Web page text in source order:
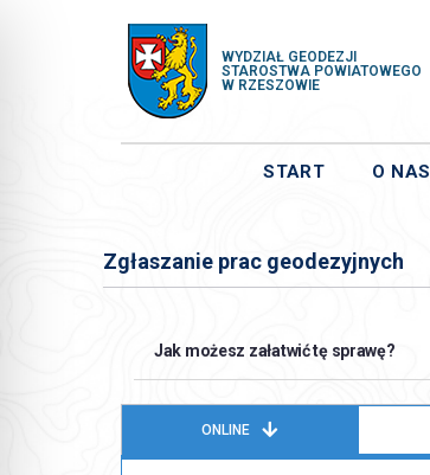
WYDZIAŁ GEODEZJI
STAROSTWA POWIATOWEGO
W RZESZOWIE
START O NAS
Zgłaszanie prac geodezyjnych
Jak możesz załatwić tę sprawę?
ONLINE